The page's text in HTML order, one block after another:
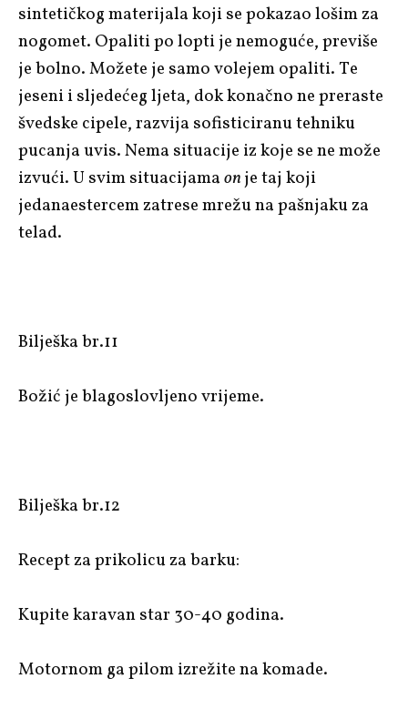
sintetičkog materijala koji se pokazao lošim za
nogomet. Opaliti po lopti je nemoguće, previše
je bolno. Možete je samo volejem opaliti. Te
jeseni i sljedećeg ljeta, dok konačno ne preraste
švedske cipele, razvija sofisticiranu tehniku
pucanja uvis. Nema situacije iz koje se ne može
izvući. U svim situacijamaonje taj koji
jedanaestercem zatrese mrežu na pašnjaku za
telad.
Bilješka br.11
Božić je blagoslovljeno vrijeme.
Bilješka br.12
Recept za prikolicu za barku:
Kupite karavan star 30-40 godina.
Motornom ga pilom izrežite na komade.